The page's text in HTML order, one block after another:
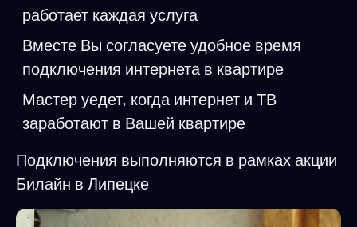
работает каждая услуга
Вместе Вы согласуете удобное время
подключения интернета в квартире
Мастер уедет, когда интернет и ТВ
заработают в Вашей квартире
Подключения выполняются в рамках акции
Билайн в Липецке